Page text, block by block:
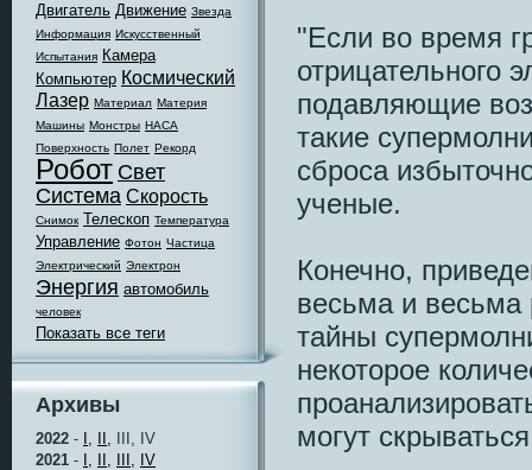
Двигатель Движение Звезда
Информация Искусственный
Испытания Камера
Компьютер Космический
Лазер Материал Материя
Машины Монстры НАСА
Поверхность Полет Рекорд
Робот Свет
Система Скорость
Снимок Телескоп Температура
Управление Фотон Частица
Электрический Электрон
Энергия автомобиль
человек
Показать все теги
Архивы
2022 - I, II, III, IV
2021 - I, II, III, IV
"Если во время
отрицательного
подавляющие
такие
сброса
ученые.
Конечно,
весьма и весьма
тайны
некоторое
могут